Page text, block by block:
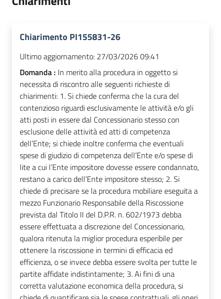
Chiarimento PI155831-26
Ultimo aggiornamento: 27/03/2026 09:41
Domanda : In merito alla procedura in oggetto si
necessita di riscontro alle seguenti richieste di
chiarimenti: 1. Si chiede conferma che la cura del
contenzioso riguardi esclusivamente le attività e/o gli
atti posti in essere dal Concessionario stesso con
esclusione delle attività ed atti di competenza
dell’Ente; si chiede inoltre conferma che eventuali
spese di giudizio di competenza dell’Ente e/o spese di
lite a cui l’Ente impositore dovesse essere condannato,
restano a carico dell’Ente impositore stesso; 2. Si
chiede di precisare se la procedura mobiliare eseguita a
mezzo Funzionario Responsabile della Riscossione
prevista dal Titolo II del D.P.R. n. 602/1973 debba
essere effettuata a discrezione del Concessionario,
qualora ritenuta la miglior procedura esperibile per
ottenere la riscossione in termini di efficacia ed
efficienza, o se invece debba essere svolta per tutte le
partite affidate indistintamente; 3. Ai fini di una
corretta valutazione economica della procedura, si